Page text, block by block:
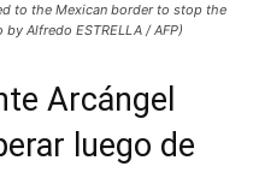
to the Mexican border to stop the
Alfredo ESTRELLA / AFP)
Arcángel
luego de